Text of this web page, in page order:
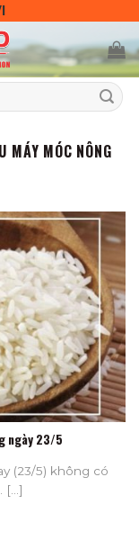
MÁY MÓC NÔNG
ngày 23/5
(23/5) không có
[...]